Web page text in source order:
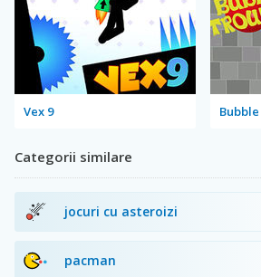
Vex 9
Categorii similare
jocuri cu asteroizi
pacman